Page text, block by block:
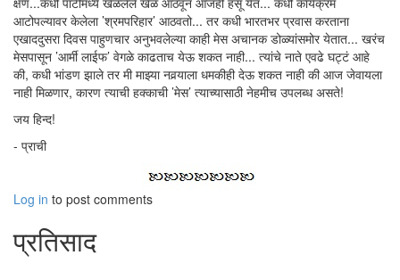
आटोपल्यावर केलेला ’श्रमपरिहार’ आठवतो... तर कधी भारतभर प्रवास करताना
एखाददुसरा दिवस पाहुणचार अनुभवलेल्या काही मेस अचानक डोळ्यांसमोर येतात... खरंच
मेसपासून ’आर्मी लाईफ’ वेगळे काढताच येऊ शकत नाही... त्यांचे नाते एवढे घट्टं आहे
की, कधी भांडण झाले तर मी माझ्या नवर्‍याला धमकीही देऊ शकत नाही की आज जेवायला
नाही मिळणार, कारण त्याची हक्काची ’मेस’ त्याच्यासाठी नेहमीच उपलब्ध असते!
जय हिन्द!
- प्राची
Log in to post comments
प्रतिसाद